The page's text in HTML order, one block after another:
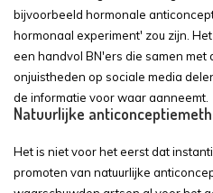
bijvoorbeeld hormonale
hormonaal experiment' zou zijn.
een handvol BN'ers die samen met
onjuistheden op sociale media
de informatie voor waar aanneemt.
Natuurlijke
Het is niet voor het eerst dat
promoten van natuurlijke